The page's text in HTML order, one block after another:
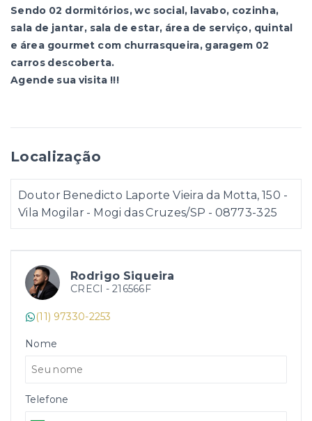
Rodrigo Siqueira
CRECI - 216566F
(11) 97330-2253
Nome
Telefone
Sendo 02 dormitórios, wc social, lavabo, cozinha,
sala de jantar, sala de estar, área de serviço, quintal
e área gourmet com churrasqueira, garagem 02
carros descoberta.
Agende sua visita !!!
Localização
Doutor Benedicto Laporte Vieira da Motta, 150 -
Vila Mogilar - Mogi das Cruzes/SP - 08773-325